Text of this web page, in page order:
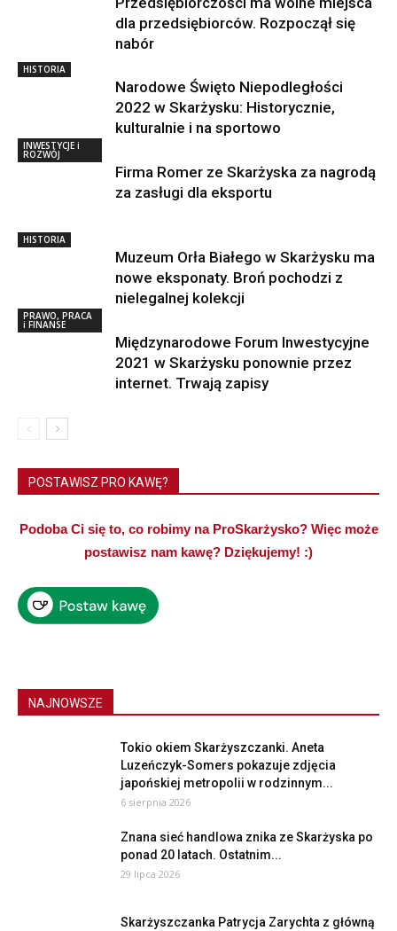
dla przedsiębiorców. Rozpoczął się
nabór
HISTORIA
Narodowe Święto Niepodległości
2022 w Skarżysku: Historycznie,
kulturalnie i na sportowo
INWESTYCJE i
ROZWÓJ
Firma Romer ze Skarżyska za nagrodą
za zasługi dla eksportu
HISTORIA
Muzeum Orła Białego w Skarżysku ma
nowe eksponaty. Broń pochodzi z
nielegalnej kolekcji
PRAWO, PRACA
i FINANSE
Międzynarodowe Forum Inwestycyjne
2021 w Skarżysku ponownie przez
internet. Trwają zapisy
POSTAWISZ PRO KAWĘ?
Podoba Ci się to, co robimy na ProSkarżysko? Więc może
postawisz nam kawę? Dziękujemy! :)
NAJNOWSZE
Tokio okiem Skarżyszczanki. Aneta
Luzeńczyk-Somers pokazuje zdjęcia
japońskiej metropolii w rodzinnym...
6 sierpnia 2026
Znana sieć handlowa znika ze Skarżyska po
ponad 20 latach. Ostatnim...
29 lipca 2026
Skarżyszczanka Patrycja Zarychta z główną